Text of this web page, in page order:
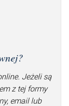
Jeżeli są
z tej formy
email lub